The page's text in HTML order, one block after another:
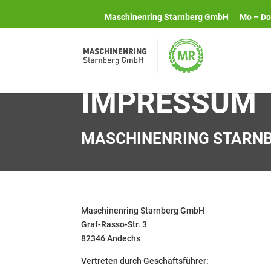
Maschinenring Starnberg GmbH Mo –
IMPRESSUM
MASCHINENRING
Maschinenring Starnberg GmbH
Graf-Rasso-Str. 3
82346 Andechs
Vertreten durch Geschäftsführer: